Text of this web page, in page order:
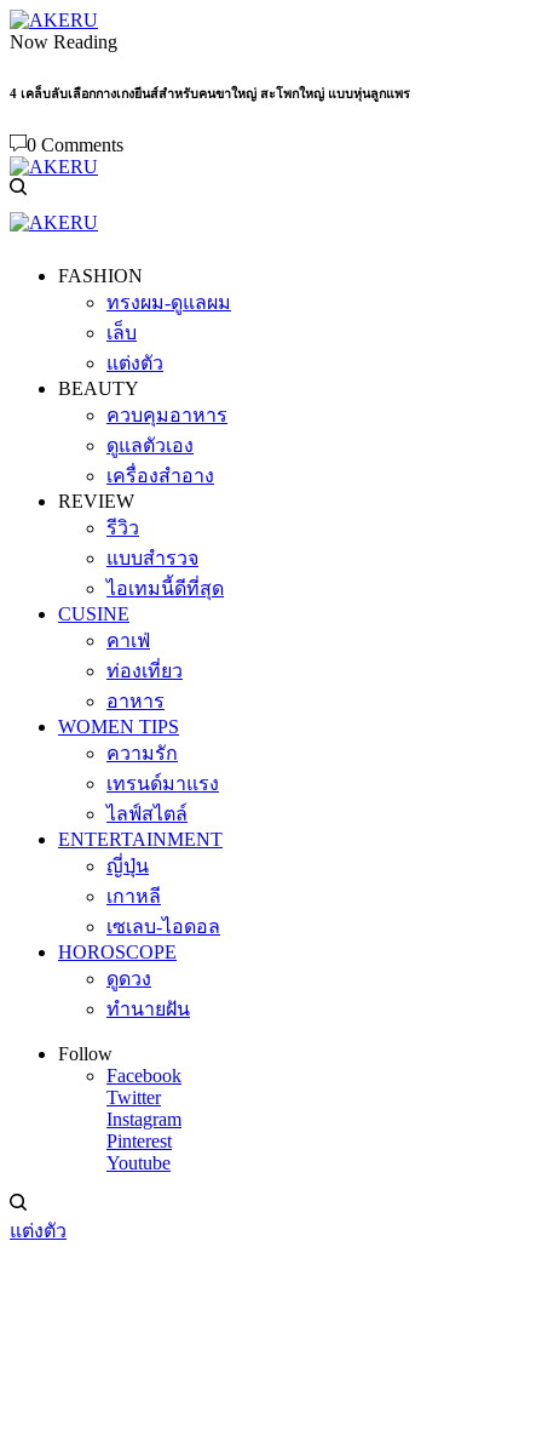
Now Reading
4 เคล็บลับเลือกกางเกงยีนส์สำหรับคนขาใหญ่ สะโพกใหญ่ แบบหุ่นลูกแพร
0 Comments
FASHION
ทรงผม-ดูแลผม
เล็บ
แต่งตัว
BEAUTY
ควบคุมอาหาร
ดูแลตัวเอง
เครื่องสำอาง
REVIEW
รีวิว
แบบสำรวจ
ไอเทมนี้ดีที่สุด
CUSINE
คาเฟ่
ท่องเที่ยว
อาหาร
WOMEN TIPS
ความรัก
เทรนด์มาแรง
ไลฟ์สไตล์
ENTERTAINMENT
ญี่ปุ่น
เกาหลี
เซเลบ-ไอดอล
HOROSCOPE
ดูดวง
ทำนายฝัน
Follow
Facebook
Twitter
Instagram
Pinterest
Youtube
แต่งตัว